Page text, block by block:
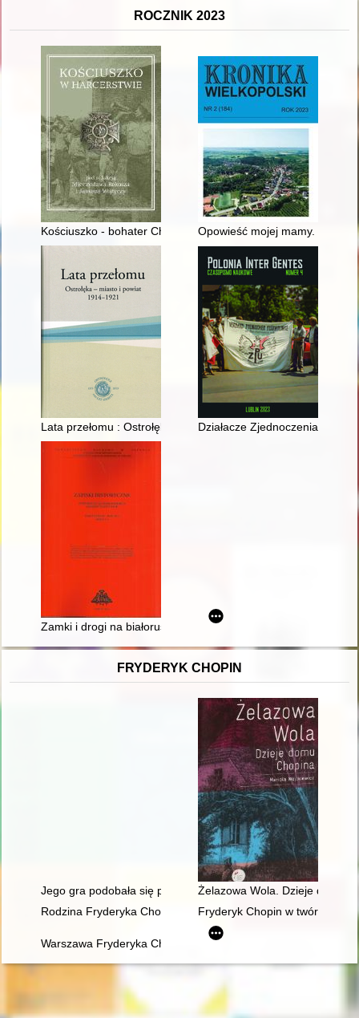
ROCZNIK 2023
Kościuszko - bohater Chorągwi Krakowskiej ZHP
Opowieść mojej mamy. Ocalić
Lata przełomu : Ostrołęka - miasto i powiat 1914-1921
Działacze Zjednoczenia
Zamki i drogi na białoruskim Podźwiniu w czasie wojny
FRYDERYK CHOPIN
Jego gra podobała się przede wszystkim damom... Chopin i
Żelazowa Wola. Dzieje domu
Rodzina Fryderyka Chopina
Fryderyk Chopin w twórczości
Warszawa Fryderyka Chopina